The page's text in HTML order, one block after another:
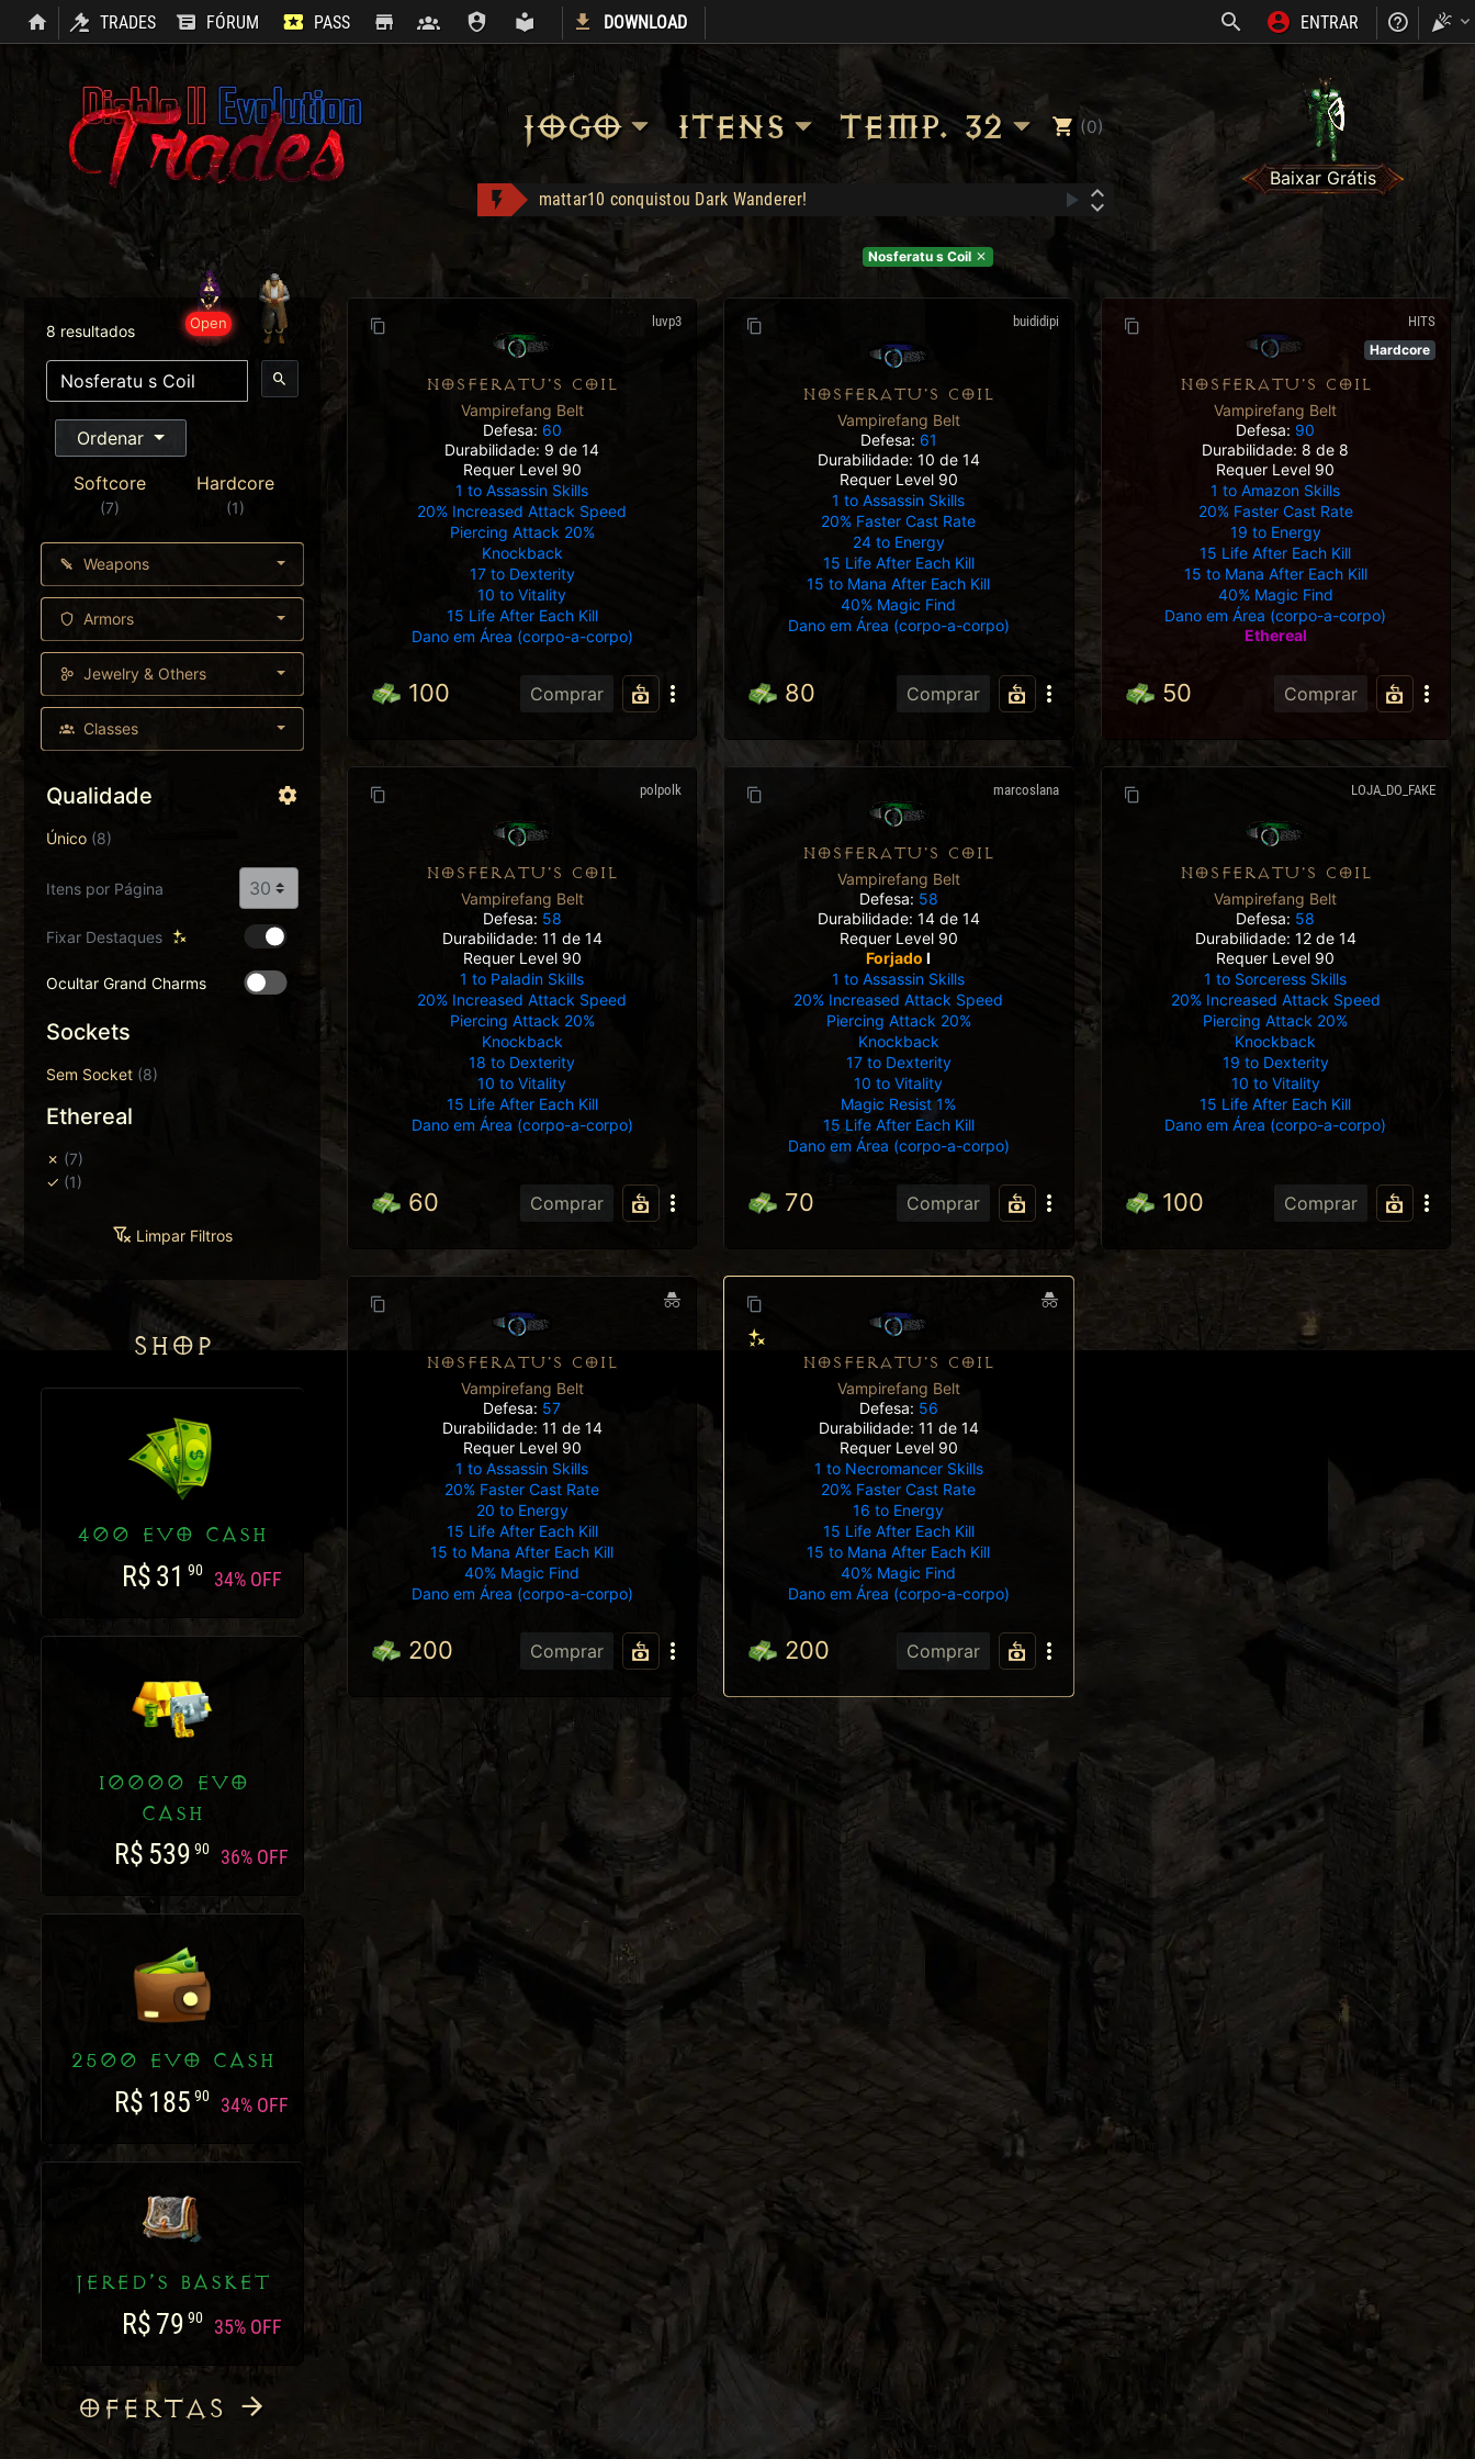
TRADES FÓRUM PASS SHOP CLANS ARMORY LIBRARY DOWNLOAD ENTRAR
JOGO ITENS TEMP. 32 (0)
Shop: "Hire do Ato 5."
Heart of the Oak - Compra: 400
Apolomito conquistou Vice Baal Speed!
Jah Stack - Compra: 330
Headhunter - Compra: 120
mattar10 conquistou Dark Wanderer!
Baixar Grátis
Nosferatu s Coil
Open
8 resultados
Ordenar
Softcore
(7)
Hardcore
(1)
Weapons
Armors
Jewelry & Others
Classes
Qualidade
Único (8)
Itens por Página
Fixar Destaques
Ocultar Grand Charms
Sockets
Sem Socket (8)
Ethereal
✗ (7)
✓ (1)
Limpar Filtros
SHOP
400 EVO CASH
R$ 31 90 34% OFF
10000 EVO
CASH
R$ 539 90 36% OFF
2500 EVO CASH
R$ 185 90 34% OFF
JERED’S BASKET
R$ 79 90 35% OFF
OFERTAS
luvp3
NOSFERATU'S COIL
Vampirefang Belt
Defesa: 60
Durabilidade: 9 de 14
Requer Level 90
1 to Assassin Skills
20% Increased Attack Speed
Piercing Attack 20%
Knockback
17 to Dexterity
10 to Vitality
15 Life After Each Kill
Dano em Área (corpo-a-corpo)
100 Comprar
buididipi
NOSFERATU'S COIL
Vampirefang Belt
Defesa: 61
Durabilidade: 10 de 14
Requer Level 90
1 to Assassin Skills
20% Faster Cast Rate
24 to Energy
15 Life After Each Kill
15 to Mana After Each Kill
40% Magic Find
Dano em Área (corpo-a-corpo)
80 Comprar
Hardcore
HITS
NOSFERATU'S COIL
Vampirefang Belt
Defesa: 90
Durabilidade: 8 de 8
Requer Level 90
1 to Amazon Skills
20% Faster Cast Rate
19 to Energy
15 Life After Each Kill
15 to Mana After Each Kill
40% Magic Find
Dano em Área (corpo-a-corpo)
Ethereal
50 Comprar
polpolk
NOSFERATU'S COIL
Vampirefang Belt
Defesa: 58
Durabilidade: 11 de 14
Requer Level 90
1 to Paladin Skills
20% Increased Attack Speed
Piercing Attack 20%
Knockback
18 to Dexterity
10 to Vitality
15 Life After Each Kill
Dano em Área (corpo-a-corpo)
60 Comprar
marcoslana
NOSFERATU'S COIL
Vampirefang Belt
Defesa: 58
Durabilidade: 14 de 14
Requer Level 90
ForjadoI
1 to Assassin Skills
20% Increased Attack Speed
Piercing Attack 20%
Knockback
17 to Dexterity
10 to Vitality
Magic Resist 1%
15 Life After Each Kill
Dano em Área (corpo-a-corpo)
70 Comprar
LOJA_DO_FAKE
NOSFERATU'S COIL
Vampirefang Belt
Defesa: 58
Durabilidade: 12 de 14
Requer Level 90
1 to Sorceress Skills
20% Increased Attack Speed
Piercing Attack 20%
Knockback
19 to Dexterity
10 to Vitality
15 Life After Each Kill
Dano em Área (corpo-a-corpo)
100 Comprar
NOSFERATU'S COIL
Vampirefang Belt
Defesa: 57
Durabilidade: 11 de 14
Requer Level 90
1 to Assassin Skills
20% Faster Cast Rate
20 to Energy
15 Life After Each Kill
15 to Mana After Each Kill
40% Magic Find
Dano em Área (corpo-a-corpo)
200 Comprar
NOSFERATU'S COIL
Vampirefang Belt
Defesa: 56
Durabilidade: 11 de 14
Requer Level 90
1 to Necromancer Skills
20% Faster Cast Rate
16 to Energy
15 Life After Each Kill
15 to Mana After Each Kill
40% Magic Find
Dano em Área (corpo-a-corpo)
200 Comprar